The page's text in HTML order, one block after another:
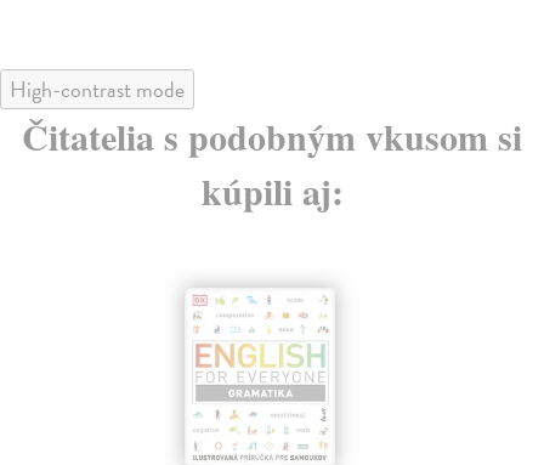
High-contrast mode
Čitatelia s podobným vkusom si
kúpili aj: